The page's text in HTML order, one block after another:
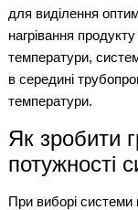
для виділення
нагрівання
температури,
в середині
температури.
Як зробити
потужності
При виборі системи